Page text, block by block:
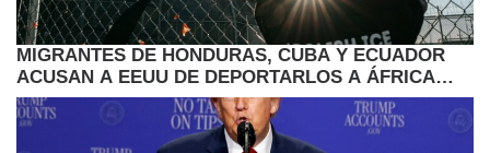
MIGRANTES DE HONDURAS, CUBA Y ECUADOR
ACUSAN A EEUU DE DEPORTARLOS A ÁFRICA
POR SORPRESA